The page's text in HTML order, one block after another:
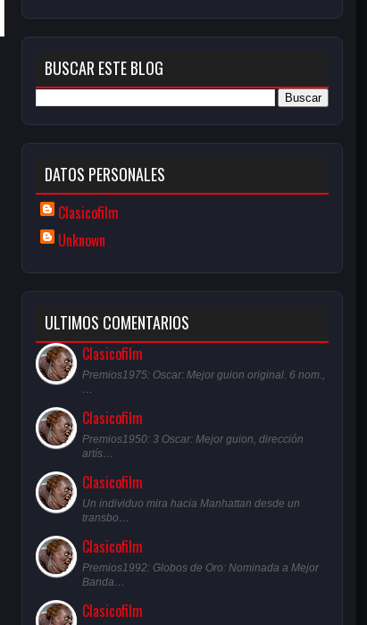
BUSCAR ESTE BLOG
DATOS PERSONALES
Clasicofilm
Unknown
ULTIMOS COMENTARIOS
Clasicofilm
Premios1975: Oscar: Mejor guion original. 6 nom.,
Clasicofilm
Premios1950: 3 Oscar: Mejor guion, dirección
artís…
Clasicofilm
Un individuo mira hacia Manhattan desde un
transbo…
Clasicofilm
Premios1992: Globos de Oro: Nominada a Mejor
Banda…
Clasicofilm